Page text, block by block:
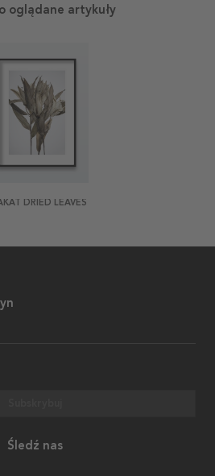
oglądane artykuły
DRIED LEAVES
Śledź nas